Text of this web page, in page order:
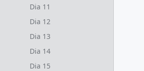
Dia 11
Dia 12
Dia 13
Dia 14
Dia 15